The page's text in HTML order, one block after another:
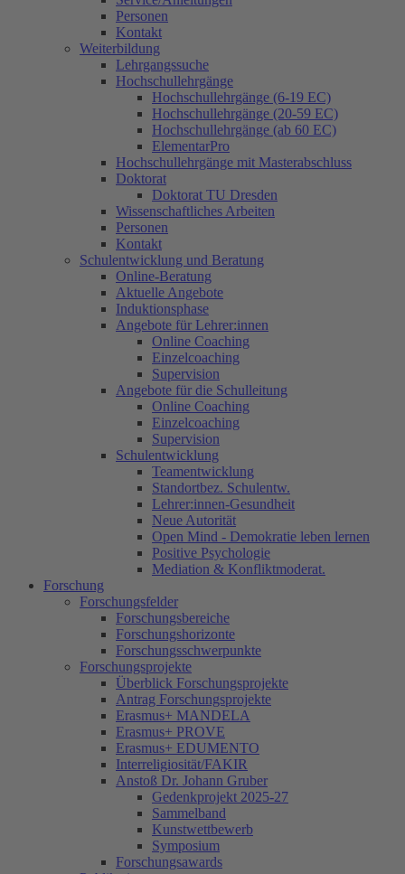
Personen
Kontakt
Weiterbildung
Lehrgangssuche
Hochschullehrgänge
Hochschullehrgänge (6-19 EC)
Hochschullehrgänge (20-59 EC)
Hochschullehrgänge (ab 60 EC)
ElementarPro
Hochschullehrgänge mit Masterabschluss
Doktorat
Doktorat TU Dresden
Wissenschaftliches Arbeiten
Personen
Kontakt
Schulentwicklung und Beratung
Online-Beratung
Aktuelle Angebote
Induktionsphase
Angebote für Lehrer:innen
Online Coaching
Einzelcoaching
Supervision
Angebote für die Schulleitung
Online Coaching
Einzelcoaching
Supervision
Schulentwicklung
Teamentwicklung
Standortbez. Schulentw.
Lehrer:innen-Gesundheit
Neue Autorität
Open Mind - Demokratie leben lernen
Positive Psychologie
Mediation & Konfliktmoderat.
Forschung
Forschungsfelder
Forschungsbereiche
Forschungshorizonte
Forschungsschwerpunkte
Forschungsprojekte
Überblick Forschungsprojekte
Antrag Forschungsprojekte
Erasmus+ MANDELA
Erasmus+ PROVE
Erasmus+ EDUMENTO
Interreligiosität/FAKIR
Anstoß Dr. Johann Gruber
Gedenkprojekt 2025-27
Sammelband
Kunstwettbewerb
Symposium
Forschungsawards